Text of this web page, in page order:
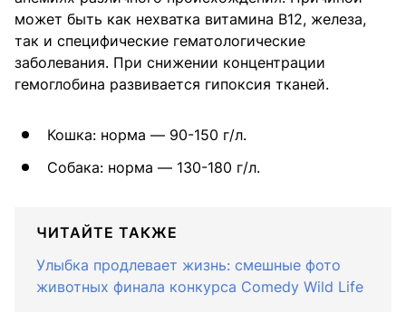
может быть как нехватка витамина В12, железа,
так и специфические гематологические
заболевания. При снижении концентрации
гемоглобина развивается гипоксия тканей.
Кошка: норма — 90-150 г/л.
Собака: норма — 130-180 г/л.
ЧИТАЙТЕ ТАКЖЕ
Улыбка продлевает жизнь: смешные фото
животных финала конкурса Comedy Wild Life